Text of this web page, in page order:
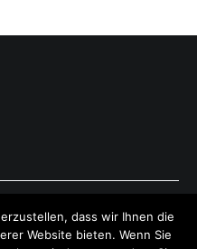
. All rights reserved.
byWordPress .
dass wir Ihnen die
Website bieten. Wenn Sie